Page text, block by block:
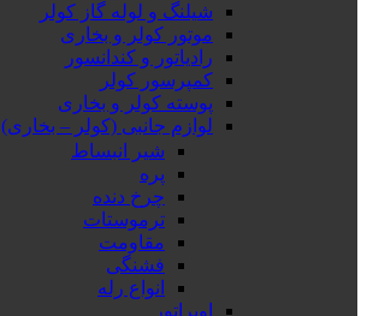
شیلنگ و لوله گاز کولر
موتور کولر و بخاری
رادیاتور و کندانسور
کمپرسور کولر
پوسته کولر و بخاری
لوازم جانبی (کولر – بخاری)
شیر انبساط
پره
چرخ دنده
ترموستات
مقاومت
فشنگی
انواع رله
اوپراتور